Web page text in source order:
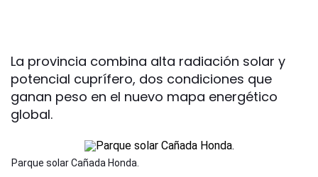
La provincia combina alta radiación solar y
potencial cuprífero, dos condiciones que
ganan peso en el nuevo mapa energético
global.
Parque solar Cañada Honda.